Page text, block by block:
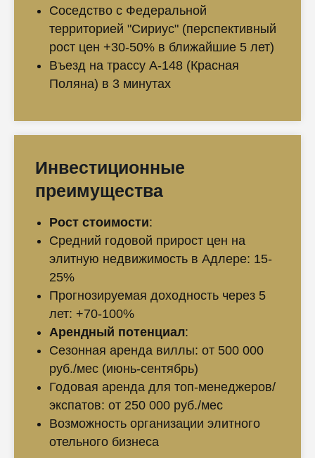
Соседство с Федеральной
территорией "Сириус" (перспективный
рост цен +30-50% в ближайшие 5 лет)
Въезд на трассу А-148 (Красная
Поляна) в 3 минутах
Инвестиционные
преимущества
Рост стоимости:
Средний годовой прирост цен на
элитную недвижимость в Адлере: 15-
25%
Прогнозируемая доходность через 5
лет: +70-100%
Арендный потенциал:
Сезонная аренда виллы: от 500 000
руб./мес (июнь-сентябрь)
Годовая аренда для топ-менеджеров/
экспатов: от 250 000 руб./мес
Возможность организации элитного
отельного бизнеса